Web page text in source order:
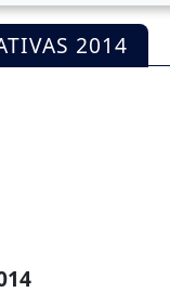
2014